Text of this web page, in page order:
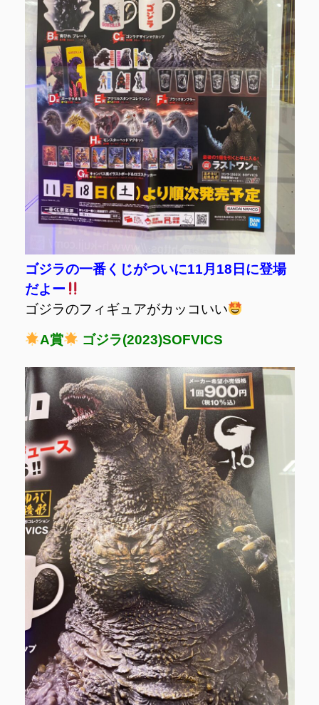
ゴジラの一番くじがついに11月18日に登場
だよー
ゴジラのフィギュアがカッコいい
A賞 ゴジラ(2023)SOFVICS